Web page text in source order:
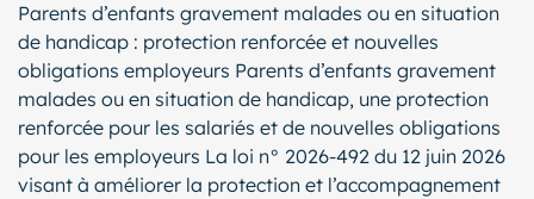
Parents d’enfants gravement malades ou en situation
de handicap : protection renforcée et nouvelles
obligations employeurs Parents d’enfants gravement
malades ou en situation de handicap, une protection
renforcée pour les salariés et de nouvelles obligations
pour les employeurs La loi n° 2026-492 du 12 juin 2026
visant à améliorer la protection et l’accompagnement